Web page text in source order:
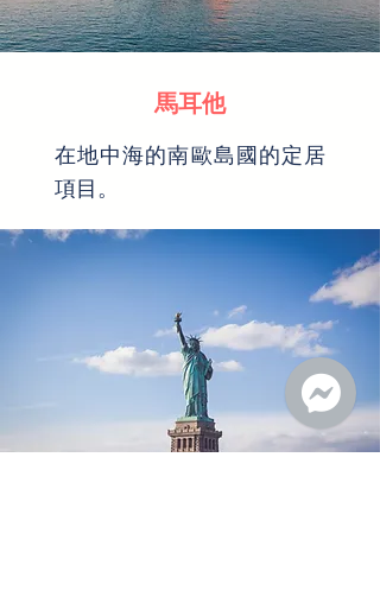
馬耳他
在地中海的南歐島國的定居
項目。